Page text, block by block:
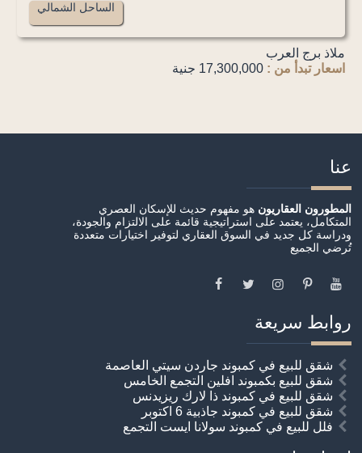
الساحل الشمالي
ملاذ برج العرب
اسعار تبدأ من : 17,300,000 جنية
عنا
المطورون العقاريون هو مفهوم حديث للإسكان العصري
المتكامل، يعتمد على استراتيجية قائمة على الالتزام والجودة،
ودراسة كل جديد في السوق العقاري لتوفير اختيارات متعددة
تُرضي الجميع
روابط سريعة
شقق للبيع في كمبوند جاردن سيتي العاصمة
شقق للبيع بكمبوند افلين التجمع الخامس
شقق للبيع في كمبوند ذا لارك ريزيدنس
شقق للبيع في كمبوند جاذبية 6 اكتوبر
فلل للبيع في كمبوند سولانا ايست التجمع